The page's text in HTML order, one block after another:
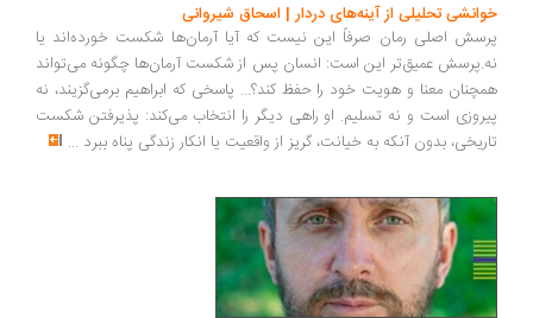
تحلیلی از آینه‌های دردار | اسحاق شیروانی
اصلی رمان صرفاً این نیست که آیا آرمان‌ها شکست خورده‌اند یا
عمیق‌تر این است: انسان پس از شکست آرمان‌ها چگونه می‌تواند
معنا و هویت خود را حفظ کند؟... پاسخی که ابراهیم برمی‌گزیند، نه
است و نه تسلیم. او راهی دیگر را انتخاب می‌کند: پذیرفتن شکست
بدون آنکه به خیانت، گریز از واقعیت یا انکار زندگی پناه ببرد...